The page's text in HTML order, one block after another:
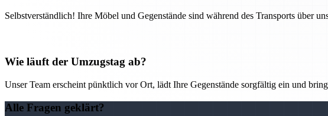
Selbstverständlich! Ihre Möbel und Gegenstände sind während des Transports über
Wie läuft der Umzugstag ab?
Unser Team erscheint pünktlich vor Ort, lädt Ihre Gegenstände sorgfältig ein und
Alle Fragen geklärt?